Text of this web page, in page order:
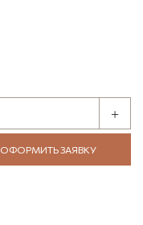
ОФОРМИТЬ ЗАЯВКУ